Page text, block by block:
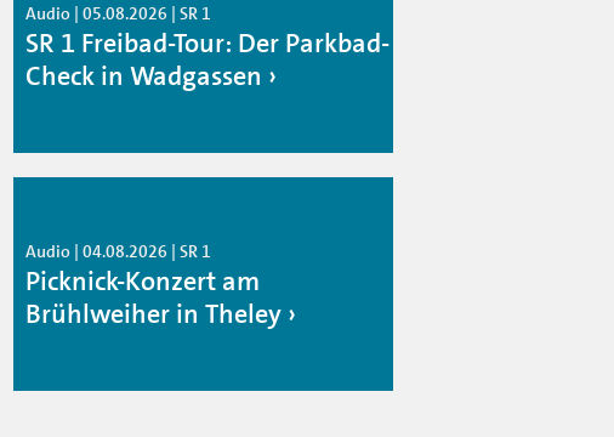
Audio | 05.08.2026 | SR 1
SR 1 Freibad-Tour: Der Parkbad-
Check in Wadgassen
Audio | 04.08.2026 | SR 1
Picknick-Konzert am
Brühlweiher in Theley